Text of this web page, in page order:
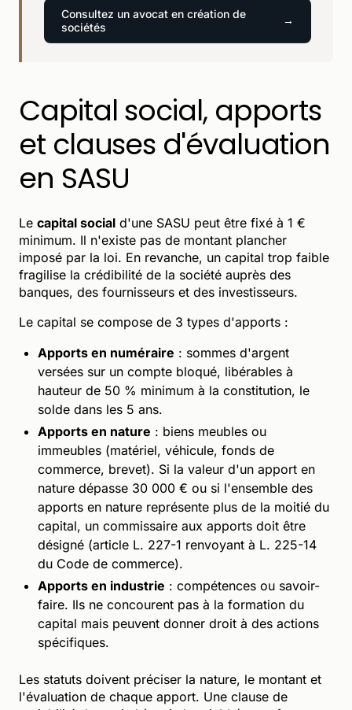
Consultez un avocat en création de
sociétés
Capital social, apports
et clauses d'évaluation
en SASU
Le capital social d'une SASU peut être fixé à 1 €
minimum. Il n'existe pas de montant plancher
imposé par la loi. En revanche, un capital trop faible
fragilise la crédibilité de la société auprès des
banques, des fournisseurs et des investisseurs.
Le capital se compose de 3 types d'apports :
Apports en numéraire : sommes d'argent
versées sur un compte bloqué, libérables à
hauteur de 50 % minimum à la constitution, le
solde dans les 5 ans.
Apports en nature : biens meubles ou
immeubles (matériel, véhicule, fonds de
commerce, brevet). Si la valeur d'un apport en
nature dépasse 30 000 € ou si l'ensemble des
apports en nature représente plus de la moitié du
capital, un commissaire aux apports doit être
désigné (article L. 227-1 renvoyant à L. 225-14
du Code de commerce).
Apports en industrie : compétences ou savoir-
faire. Ils ne concourent pas à la formation du
capital mais peuvent donner droit à des actions
spécifiques.
Les statuts doivent préciser la nature, le montant et
l'évaluation de chaque apport. Une clause de